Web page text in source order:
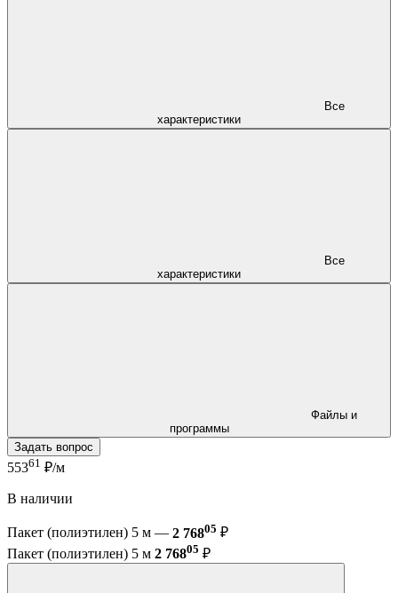
характеристики
характеристики
программы
Задать вопрос
55361 ₽/м
В наличии
Пакет (полиэтилен) 5 м — 2 76805 ₽
Пакет (полиэтилен) 5 м 2 76805 ₽